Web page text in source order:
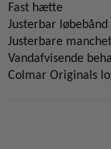
Fast hætte
Justerbar
Justerbare
Vandafvisende
Colmar Originals